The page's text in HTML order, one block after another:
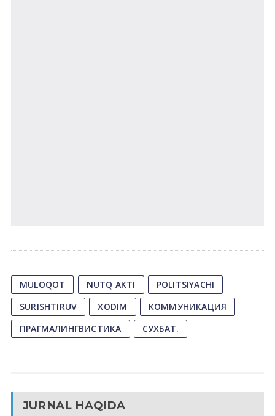
MULOQOT NUTQ AKTI
POLITSIYACHI
SURISHTIRUV
XODIM
КОММУНИКАЦИЯ
ПРАГМАЛИНГВИСТИКА
СУХБАТ.
JURNAL HAQIDA